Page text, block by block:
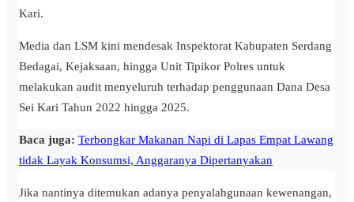
Kari.
Media dan LSM kini mendesak Inspektorat Kabupaten Serdang
Bedagai, Kejaksaan, hingga Unit Tipikor Polres untuk
melakukan audit menyeluruh terhadap penggunaan Dana Desa
Sei Kari Tahun 2022 hingga 2025.
Baca juga: Terbongkar Makanan Napi di Lapas Empat Lawang
tidak Layak Konsumsi, Anggaranya Dipertanyakan
Jika nantinya ditemukan adanya penyalahgunaan kewenangan,